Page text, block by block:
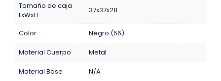
Tamaño de caja
LxWxH
37x37x28
Color Negro (56)
Material Cuerpo Metal
Material Base N/A